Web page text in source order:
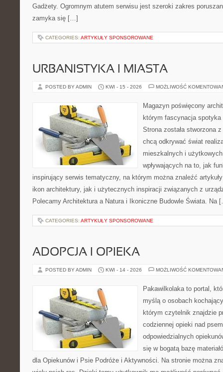
Gadżety. Ogromnym atutem serwisu jest szeroki zakres
zamyka się […]
CATEGORIES: ARTYKUŁY SPONSOROWANE
URBANISTYKA I MIASTA
POSTED BY ADMIN KWI - 15 - 2026 MOŻLIWOŚĆ
Magazyn poświęcony
którym fascynacja
Strona została stworzona
chcą odkrywać świat
mieszkalnych i
wpływających na to, jak
inspirujący serwis tematyczny, na którym można znaleźć
ikon architektury, jak i użytecznych inspiracji związanych z
Polecamy Architektura a Natura i Ikoniczne Budowle Świata. Na
CATEGORIES: ARTYKUŁY SPONSOROWANE
ADOPCJA I OPIEKA
POSTED BY ADMIN KWI - 14 - 2026 MOŻLIWOŚĆ
Pakawilkolaka to portal,
myślą o osobach
którym czytelnik znajdzie
codziennej opieki nad
odpowiedzialnych
się w bogatą bazę
dla Opiekunów i Psie Podróże i Aktywności. Na stronie można